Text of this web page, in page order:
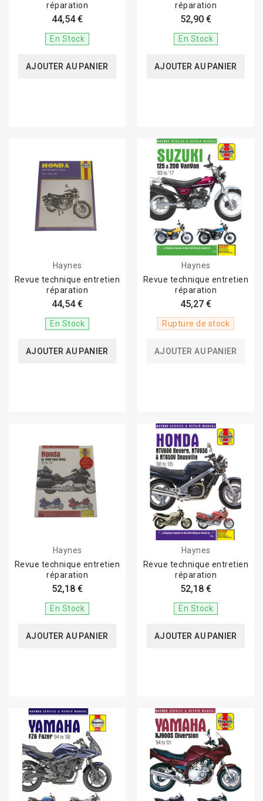
réparation
44,54 €
En Stock
AJOUTER AU PANIER
réparation
52,90 €
En Stock
AJOUTER AU PANIER
Haynes
Revue technique entretien
réparation
44,54 €
En Stock
AJOUTER AU PANIER
Haynes
Revue technique entretien
réparation
45,27 €
Rupture de stock
AJOUTER AU PANIER
Haynes
Revue technique entretien
réparation
52,18 €
En Stock
AJOUTER AU PANIER
Haynes
Revue technique entretien
réparation
52,18 €
En Stock
AJOUTER AU PANIER